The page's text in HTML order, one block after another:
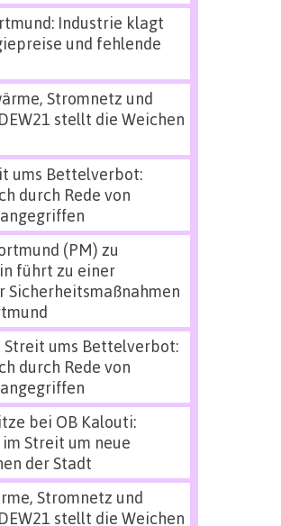
Industrie klagt
und fehlende
Stromnetz und
stellt die Weichen
ums Bettelverbot:
durch Rede von
(PM) zu
führt zu einer
Sicherheitsmaßnahmen
Streit ums Bettelverbot:
durch Rede von
bei OB Kalouti:
Streit um neue
der Stadt
Stromnetz und
stellt die Weichen